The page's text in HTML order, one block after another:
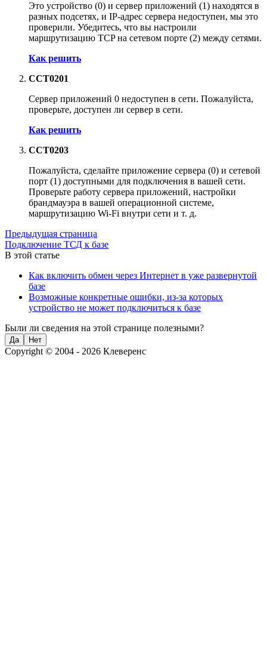
Это устройство (0) и сервер приложений (1) находятся в
разных подсетях, и IP-адрес сервера недоступен, мы это
проверили. Убедитесь, что вы настроили
маршрутизацию TCP на сетевом порте (2) между сетями.
Как решить
CCT0201
Сервер приложений 0 недоступен в сети. Пожалуйста,
проверьте, доступен ли сервер в сети.
Как решить
CCT0203
Пожалуйста, сделайте приложение сервера (0) и сетевой
порт (1) доступными для подключения в вашей сети.
Проверьте работу сервера приложений, настройки
брандмауэра в вашей операционной системе,
маршрутизацию Wi-Fi внутри сети и т. д.
Предыдущая страница
Подключение ТСД к базе
В этой статье
Как включить обмен через Интернет в уже развернутой
базе
Возможные конкретные ошибки, из-за которых
устройство не может подключиться к базе
Были ли сведения на этой странице полезными?
Да Нет
Copyright © 2004 - 2026 Клеверенс